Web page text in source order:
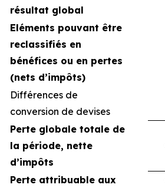
résultat global
Eléments pouvant être
reclassifiés en
bénéfices ou en pertes
(nets d’impôts)
Différences de
conversion de devises
Perte globale totale de
la période, nette
d’impôts
Perte attribuable aux